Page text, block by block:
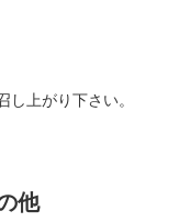
上がり下さい。
他